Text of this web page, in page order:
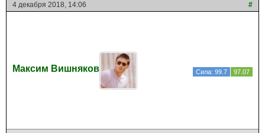
4 декабря 2018, 14:06 #
Максим Вишняков Сила: 99.7 97.07